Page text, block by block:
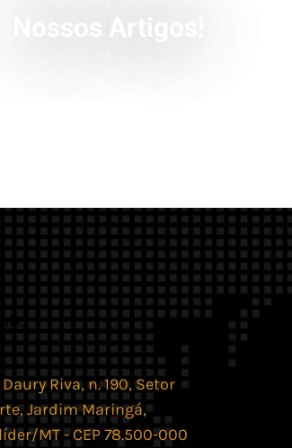
Daury Riva, n. 190, Setor
Jardim Maringá,
MT - CEP 78.500-000